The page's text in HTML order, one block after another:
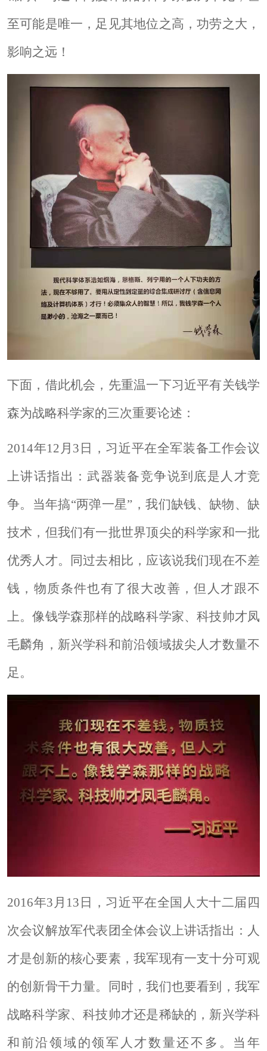
至可能是唯一，足见其地位之高，功劳之大，
影响之远！
下面，借此机会，先重温一下习近平有关钱学
森为战略科学家的三次重要论述：
2014年12月3日，习近平在全军装备工作会议
上讲话指出：武器装备竞争说到底是人才竞
争。当年搞“两弹一星”，我们缺钱、缺物、缺
技术，但我们有一批世界顶尖的科学家和一批
优秀人才。同过去相比，应该说我们现在不差
钱，物质条件也有了很大改善，但人才跟不
上。像钱学森那样的战略科学家、科技帅才凤
毛麟角，新兴学科和前沿领域拔尖人才数量不
足。
2016年3月13日，习近平在全国人大十二届四
次会议解放军代表团全体会议上讲话指出：人
才是创新的核心要素，我军现有一支十分可观
的创新骨干力量。同时，我们也要看到，我军
战略科学家、科技帅才还是稀缺的，新兴学科
和前沿领域的领军人才数量还不多。当年